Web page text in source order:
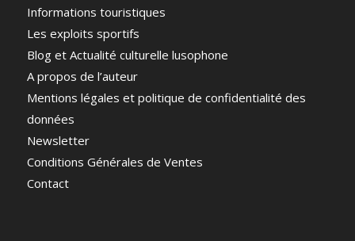
Informations touristiques
Les exploits sportifs
Blog et Actualité culturelle lusophone
A propos de l’auteur
Mentions légales et politique de confidentialité des
données
Newsletter
Conditions Générales de Ventes
Contact